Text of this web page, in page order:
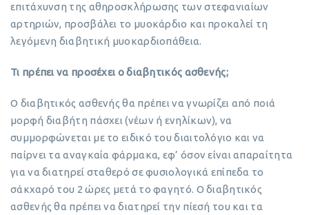
επιτάχυνση της αθηροσκλήρωσης των στεφανιαίων
αρτηριών, προσβάλει το μυοκάρδιο και προκαλεί τη
λεγόμενη διαβητική μυοκαρδιοπάθεια.
Τι πρέπει να προσέχει ο διαβητικός ασθενής;
Ο διαβητικός ασθενής θα πρέπει να γνωρίζει από ποιά
μορφή διαβήτη πάσχει (νέων ή ενηλίκων), να
συμμορφώνεται με το ειδικό του διαιτολόγιο και να
παίρνει τα αναγκαία φάρμακα, εφ’ όσον είναι απαραίτητα
για να διατηρεί σταθερό σε φυσιολογικά επίπεδα το
σάκχαρό του 2 ώρες μετά το φαγητό. Ο διαβητικός
ασθενής θα πρέπει να διατηρεί την πίεσή του και τα